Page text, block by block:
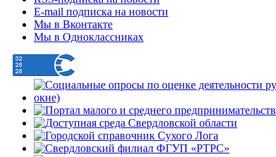
E-mail подписка на новости
Мы в Вконтакте
Мы в Одноклассниках